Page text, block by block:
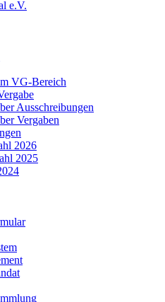
e.V.
VG-Bereich
Ausschreibungen
Vergaben
2026
2025